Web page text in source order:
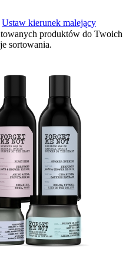
Ustaw kierunek malejący
produktów do Twoich
sortowania.